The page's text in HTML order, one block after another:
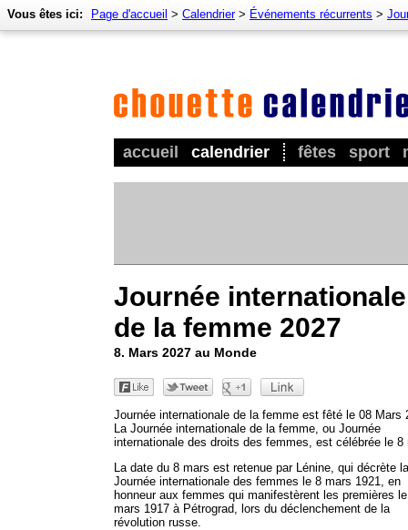
accueil calendrier fêtes sport
Vous êtes ici: Page d'accueil > Calendrier> Événements récurrents >
Journée internationale
de la femme 2027
8. Mars 2027 au Monde
Journée internationale de la femme est fêté le 08 Mars
La Journée internationale de la femme, ou Journée
internationale des droits des femmes, est célébrée le 8
La date du 8 mars est retenue par Lénine, qui décrète la
Journée internationale des femmes le 8 mars 1921, en
honneur aux femmes qui manifestèrent les premières
mars 1917 à Pétrograd, lors du déclenchement de la
révolution russe.